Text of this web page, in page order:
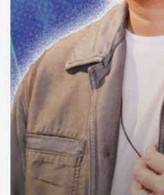
บทความ
ข่าว
และ
กิจกรรม
เกี่ยว
เรา